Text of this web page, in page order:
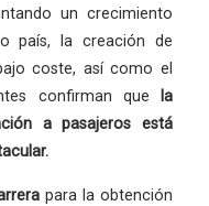
un crecimiento
país, la creación de
coste, así como el
confirman que la
a pasajeros está
para la obtención